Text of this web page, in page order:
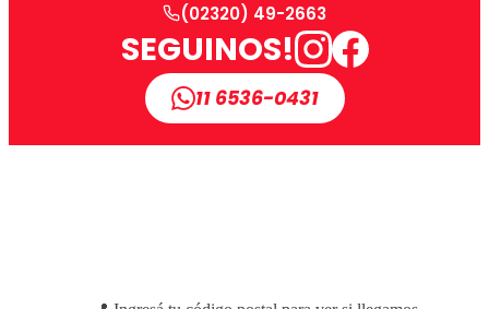
(02320) 49-2663
SEGUINOS!
11 6536-0431